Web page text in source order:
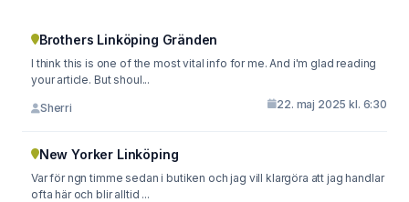
Brothers Linköping Gränden
I think this is one of the most vital info for me. And i'm glad reading
your article. But shoul...
Sherri 22. maj 2025 kl. 6:30
New Yorker Linköping
Var för ngn timme sedan i butiken och jag vill klargöra att jag handlar
ofta här och blir alltid ...